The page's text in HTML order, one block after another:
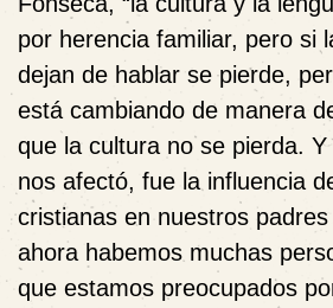
por herencia familiar, pero si
dejan de hablar se pierde,
está cambiando de manera
que la cultura no se pierda.
nos afectó, fue la influencia
cristianas en nuestros
ahora habemos muchas
que estamos preocupados